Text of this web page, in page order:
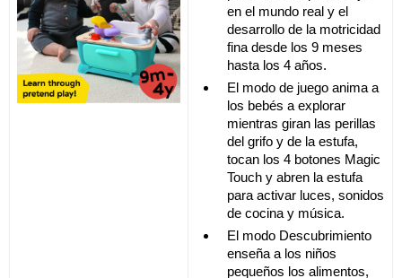
en el mundo real y el
desarrollo de la motricidad
fina desde los 9 meses
hasta los 4 años.
El modo de juego anima a
los bebés a explorar
mientras giran las perillas
del grifo y de la estufa,
tocan los 4 botones Magic
Touch y abren la estufa
para activar luces, sonidos
de cocina y música.
El modo Descubrimiento
enseña a los niños
pequeños los alimentos,